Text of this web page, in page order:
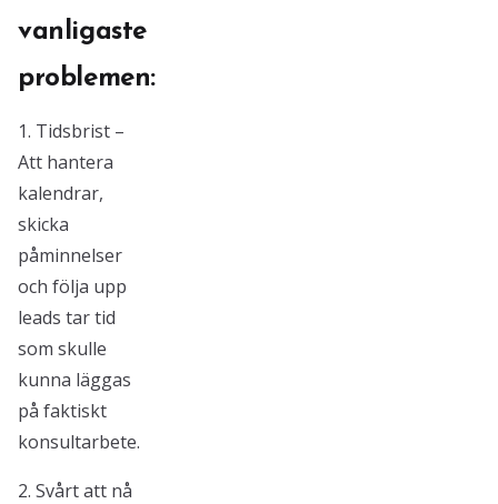
vanligaste
problemen:
1. Tidsbrist –
Att hantera
kalendrar,
skicka
påminnelser
och följa upp
leads tar tid
som skulle
kunna läggas
på faktiskt
konsultarbete.
2. Svårt att nå